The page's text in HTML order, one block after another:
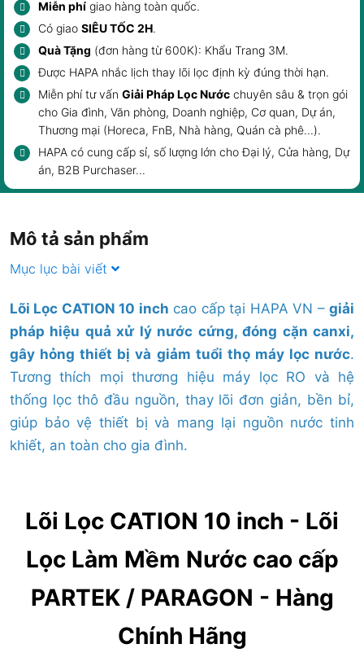
Miễn phí giao hàng toàn quốc.
Có giao SIÊU TỐC 2H.
Quà Tặng (đơn hàng từ 600K): Khẩu Trang 3M.
Được HAPA nhắc lịch thay lõi lọc định kỳ đúng thời hạn.
Miễn phí tư vấn Giải Pháp Lọc Nước chuyên sâu & trọn gói
cho Gia đình, Văn phòng, Doanh nghiệp, Cơ quan, Dự án,
Thương mại (Horeca, FnB, Nhà hàng, Quán cà phê...).
HAPA có cung cấp sỉ, số lượng lớn cho Đại lý, Cửa hàng, Dự
án, B2B Purchaser...
Mô tả sản phẩm
Mục lục bài viết
Lõi Lọc CATION 10 inch cao cấp tại HAPA VN –giải
pháp hiệu quả xử lý nước cứng, đóng cặn canxi,
gây hỏng thiết bị và giảm tuổi thọ máy lọc nước.
Tương thích mọi thương hiệu máy lọc RO và hệ
thống lọc thô đầu nguồn, thay lõi đơn giản, bền bỉ,
giúp bảo vệ thiết bị và mang lại nguồn nước tinh
khiết, an toàn cho gia đình.
Lõi Lọc CATION 10 inch - Lõi
Lọc Làm Mềm Nước cao cấp
PARTEK / PARAGON - Hàng
Chính Hãng